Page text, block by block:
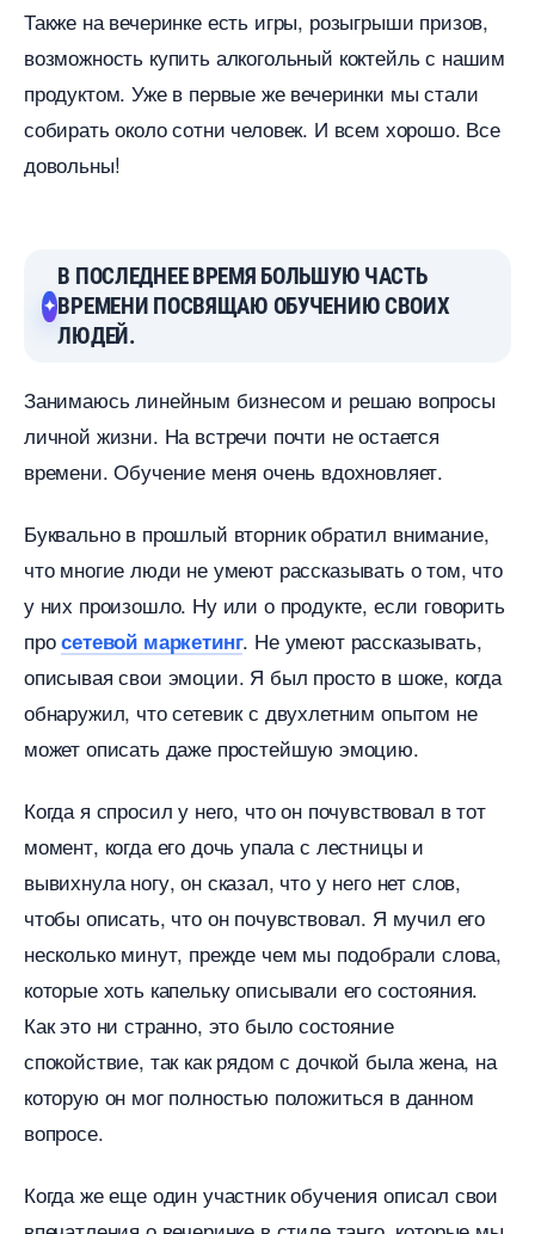
Также на вечеринке есть игры, розыгрыши призов,
озможность купить алкогольный коктейль с нашим
продуктом. Уже в первые же вечеринки мы стали
собирать около сотни человек. И всем хорошо. Все
довольны!
ПОСЛЕДНЕЕ ВРЕМЯ БОЛЬШУЮ ЧАСТЬ
РЕМЕНИ ПОСВЯЩАЮ ОБУЧЕНИЮ СВОИХ
ЛЮДЕЙ.
Занимаюсь линейным бизнесом и решаю вопросы
личной жизни. На встречи почти не остается
ремени. Обучение меня очень вдохновляет.
Буквально в прошлый вторник обратил внимание,
что многие люди не умеют рассказывать о том, что
у них произошло. Ну или о продукте, если говорить
просетевой маркетин. Не умеют рассказывать,
описывая свои эмоции. Я был просто в шоке, когда
обнаружил, что сетевик с двухлетним опытом не
может описать даже простейшую эмоцию.
Когда я спросил у него, что он почувствовал в тот
момент, когда его дочь упала с лестницы и
ывихнула ногу, он сказал, что у него нет слов,
чтобы описать, что он почувствовал. Я мучил его
несколько минут, прежде чем мы подобрали слова,
которые хоть капельку описывали его состояния.
Как это ни странно, это было состояние
спокойствие, так как рядом с дочкой была жена, на
которую он мог полностью положиться в данном
опросе.
Когда же еще один участник обучения описал свои